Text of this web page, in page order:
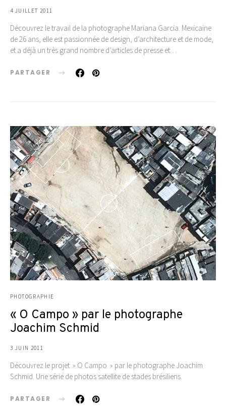
4 JUILLET 2011
Découvrez le travail de la photographe Mariana Garcia. Mexicaine
de 26 ans, elle est passionnée de design, d’architecture et de mode,
et a déjà un très grand nombre d’articles de presse et…
PARTAGER
PHOTOGRAPHIE
« O Campo » par le photographe
Joachim Schmid
3 JUIN 2011
Découvrez le projet » O Campo » par le photographe Joachim
Schmid. Une série de photos satellite de stades brésiliens.
PARTAGER